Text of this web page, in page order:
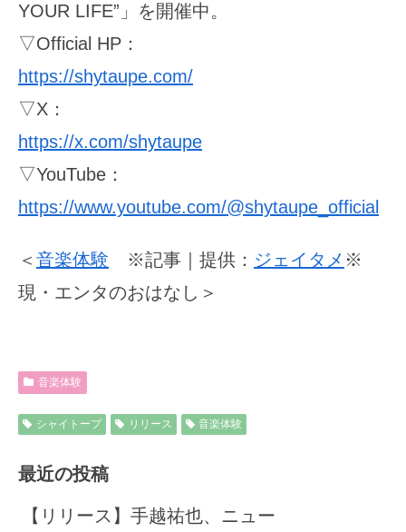
YOUR LIFE”」を開催中。
▽Official HP：
https://shytaupe.com/
▽X：
https://x.com/shytaupe
▽YouTube：
https://www.youtube.com/@shytaupe_official
＜ 音楽体験 ※記事｜提供： ジェイタメ ※
現・エンタのおはなし＞
音楽体験
シャイトープ リリース 音楽体験
最近の投稿
【リリース】手越祐也、ニュー